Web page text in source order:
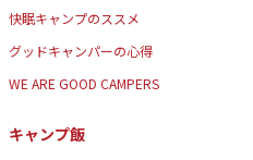
快眠キャンプのススメ
グッドキャンパーの心得
WE ARE GOOD CAMPERS
キャンプ飯